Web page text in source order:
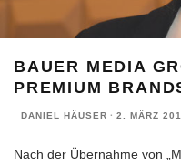
BAUER MEDIA
PREMIUM
DANIEL HÄUSER · 2. MÄRZ
Nach der Übernahme von